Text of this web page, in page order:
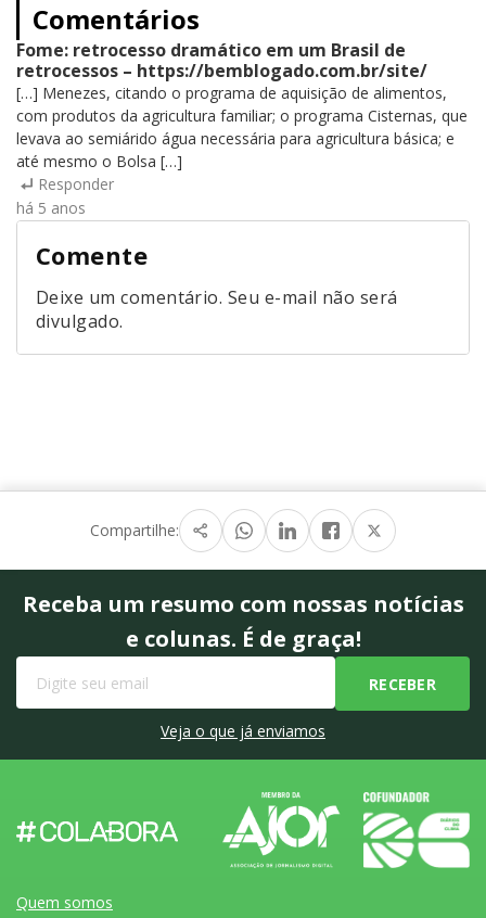
Comentários
Fome: retrocesso dramático em um Brasil de
retrocessos – https://bemblogado.com.br/site/
[…] Menezes, citando o programa de aquisição de alimentos,
com produtos da agricultura familiar; o programa Cisternas, que
levava ao semiárido água necessária para agricultura básica; e
até mesmo o Bolsa […]
Responder
há 5 anos
Comente
Deixe um comentário. Seu e-mail não será
divulgado.
Compartilhe:
Receba um resumo com nossas notícias
e colunas. É de graça!
Veja o que já enviamos
Quem somos